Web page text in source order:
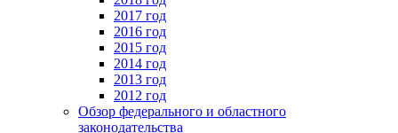
2017 год
2016 год
2015 год
2014 год
2013 год
2012 год
Обзор федерального и областного
законодательства